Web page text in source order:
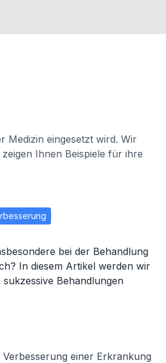
Medizin eingesetzt wird. Wir
Ihnen Beispiele für ihre
bei der Behandlung
In diesem Artikel werden wir
Behandlungen
einer Erkrankung